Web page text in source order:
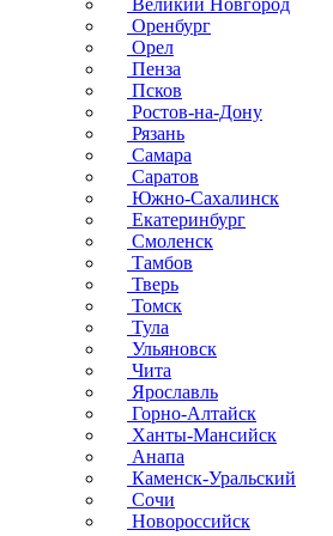
Великий Новгород
Оренбург
Орел
Пенза
Псков
Ростов-на-Дону
Рязань
Самара
Саратов
Южно-Сахалинск
Екатеринбург
Смоленск
Тамбов
Тверь
Томск
Тула
Ульяновск
Чита
Ярославль
Горно-Алтайск
Ханты-Мансийск
Анапа
Каменск-Уральский
Сочи
Новороссийск